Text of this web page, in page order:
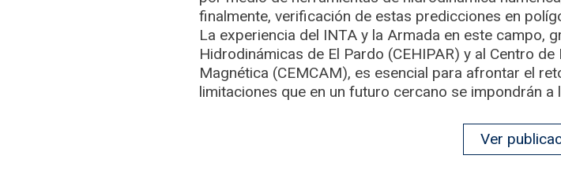
finalmente, verificación de estas predicciones en
La experiencia del INTA y la Armada en este campo,
Hidrodinámicas de El Pardo (CEHIPAR) y al Centro
Magnética (CEMCAM), es esencial para afrontar el
limitaciones que en un futuro cercano se impondrán a
Ver